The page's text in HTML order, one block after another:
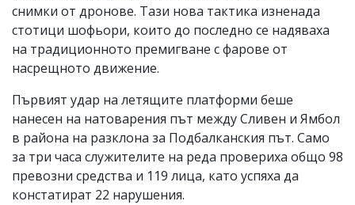
снимки от дронове. Тази нова тактика изненада
стотици шофьори, които до последно се надяваха
на традиционното премигване с фарове от
насрещното движение.
Първият удар на летящите платформи беше
нанесен на натоварения път между Сливен и Ямбол
в района на разклона за Подбалканския път. Само
за три часа служителите на реда провериха общо 98
превозни средства и 119 лица, като успяха да
констатират 22 нарушения.